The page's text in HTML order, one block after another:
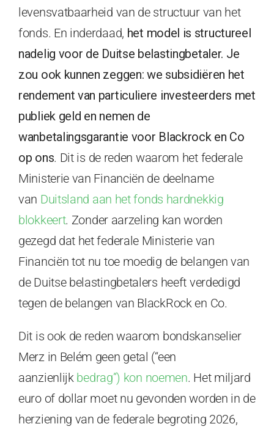
levensvatbaarheid van de structuur van het
fonds. En inderdaad, het model is structureel
nadelig voor de Duitse belastingbetaler. Je
zou ook kunnen zeggen: we subsidiëren het
rendement van particuliere investeerders met
publiek geld en nemen de
wanbetalingsgarantie voor Blackrock en Co
op ons. Dit is de reden waarom het federale
Ministerie van Financiën de deelname
van Duitsland aan het fonds hardnekkig
blokkeert. Zonder aarzeling kan worden
gezegd dat het federale Ministerie van
Financiën tot nu toe moedig de belangen van
de Duitse belastingbetalers heeft verdedigd
tegen de belangen van BlackRock en Co.
Dit is ook de reden waarom bondskanselier
Merz in Belém geen getal (“een
aanzienlijk bedrag”) kon noemen. Het miljard
euro of dollar moet nu gevonden worden in de
herziening van de federale begroting 2026,